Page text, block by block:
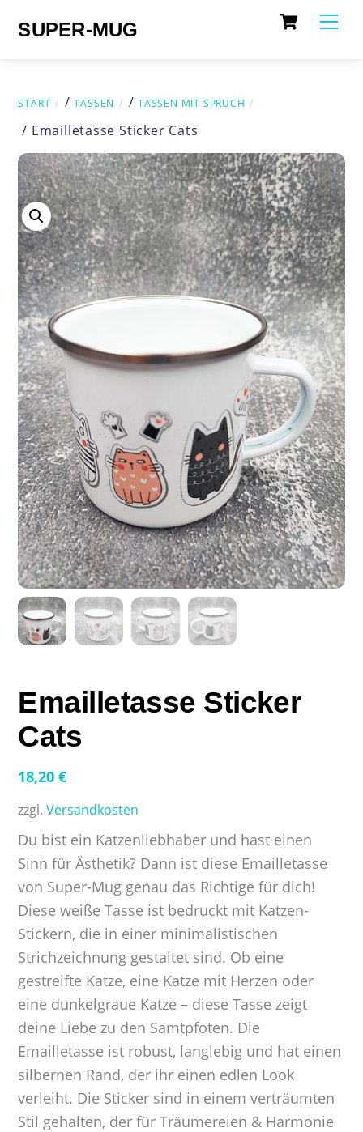
Cart
SUPER-MUG
START /TASSEN /TASSEN MIT SPRUCH
/ Emailletasse Sticker Cats
Emailletasse Sticker
Cats
18,20€
zzgl.Versandkosten
Du bist ein Katzenliebhaber und hast einen
Sinn für Ästhetik? Dann ist diese Emailletasse
von Super-Mug genau das Richtige für dich!
Diese weiße Tasse ist bedruckt mit Katzen-
Stickern, die in einer minimalistischen
Strichzeichnung gestaltet sind. Ob eine
gestreifte Katze, eine Katze mit Herzen oder
eine dunkelgraue Katze – diese Tasse zeigt
deine Liebe zu den Samtpfoten. Die
Emailletasse ist robust, langlebig und hat einen
silbernen Rand, der ihr einen edlen Look
verleiht. Die Sticker sind in einem verträumten
Stil gehalten, der für Träumereien & Harmonie